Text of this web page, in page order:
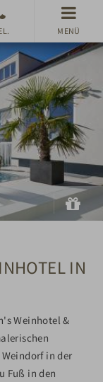
MENÜ
IN
Weinhotel &
in der
Fuß in den